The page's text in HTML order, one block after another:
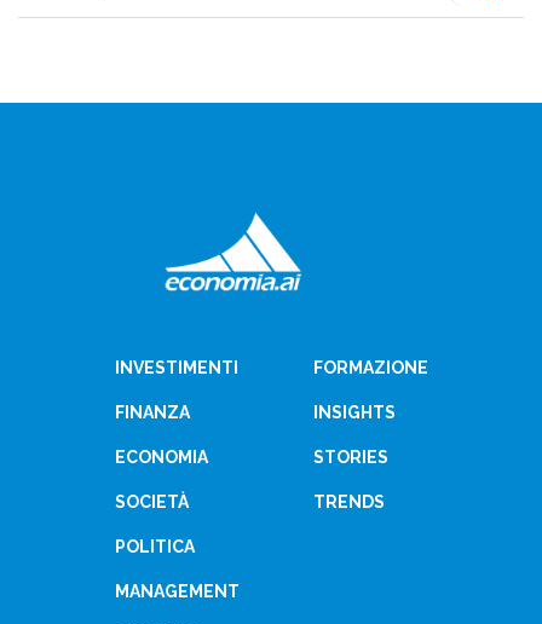
INVESTIMENTI
FINANZA
ECONOMIA
SOCIETÀ
POLITICA
MANAGEMENT
FORMAZIONE
INSIGHTS
STORIES
TRENDS